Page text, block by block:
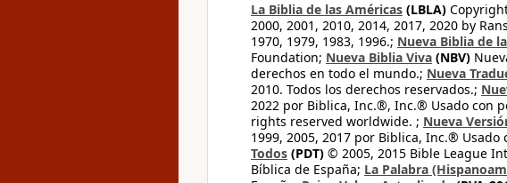
La Biblia de las Américas (LBLA)
2000, 2001, 2010, 2014, 2017, 2020 by
1970, 1979, 1983, 1996.; Nueva Biblia de
Foundation; Nueva Biblia Viva (NBV)
derechos en todo el mundo.; Nueva
2010. Todos los derechos reservados.;
2022 por Biblica, Inc.®, Inc.® Usado con
rights reserved worldwide. ; Nueva
1999, 2005, 2017 por Biblica, Inc.®
Todos (PDT) © 2005, 2015 Bible League
Bíblica de España; La Palabra